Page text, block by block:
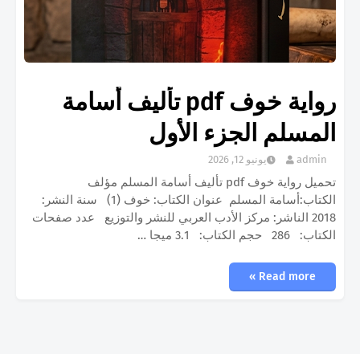
رواية خوف pdf تأليف أسامة
المسلم الجزء الأول
admin يونيو 12, 2026
تحميل رواية خوف pdf تأليف أسامة المسلم مؤلف
الكتاب:أسامة المسلم عنوان الكتاب: خوف (1) سنة النشر:
2018 الناشر: مركز الأدب العربي للنشر والتوزيع عدد صفحات
الكتاب: 286 حجم الكتاب: 3.1 ميجا …
Read more »